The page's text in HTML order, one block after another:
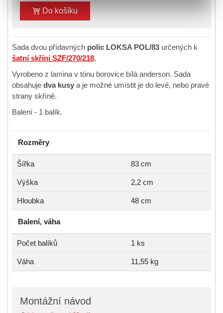
Do košíku
Sada dvou přídavných polic LOKSA POL/83 určených k
šatní skříni SZF/270/218.
Vyrobeno z lamina v tónu borovice bílá anderson. Sada
obsahuje dva kusy a je možné umístit je do levé, nebo pravé
strany skříně.
Balení - 1 balík.
Rozměry
Šířka 83 cm
Výška 2,2 cm
Hloubka 48 cm
Balení, váha
Počet balíků 1 ks
Váha 11,55 kg
Montážní návod